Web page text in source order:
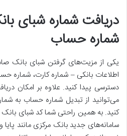
دریافت شماره شبای
شماره حساب
یکی از مزیت‌های گرفتن شبای بانک
اطلاعات بانکی – شماره کارت، شماره
دسترسی پیدا کنید. علاوه بر امکان
می‌توانید از تبدیل شماره حساب به
کنید. به همین راحتی شما کد شبای بانک
سامانه‌های جدید بانک مرکزی مانند پایا و